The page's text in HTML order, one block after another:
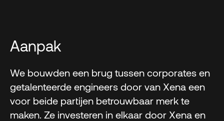
Aanpak
We bouwden een brug tussen corporates en
getalenteerde engineers door van Xena een
voor beide partijen betrouwbaar merk te
maken. Ze investeren in elkaar door Xena en